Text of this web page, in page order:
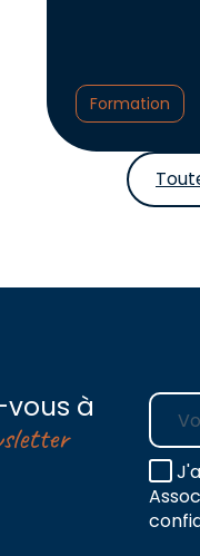
Formation
à
E-